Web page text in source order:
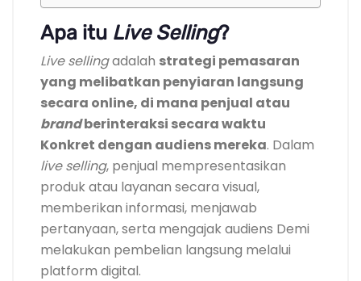
Apa itu Live Selling?
Live sellingadalah strategi pemasaran
yang melibatkan penyiaran langsung
secara online, di mana penjual atau
brandberinteraksi secara waktu
Konkret dengan audiens mereka. Dalam
live selling, penjual mempresentasikan
produk atau layanan secara visual,
memberikan informasi, menjawab
pertanyaan, serta mengajak audiens Demi
melakukan pembelian langsung melalui
platform digital.